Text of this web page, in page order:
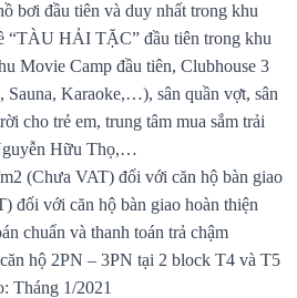
bơi đầu tiên và duy nhất trong khu
“TÀU HẢI TẶC” đầu tiên trong khu
Movie Camp đầu tiên, Clubhouse 3
Sauna, Karaoke,…), sân quần vợt, sân
cho trẻ em, trung tâm mua sắm trải
Hữu Thọ,…
(Chưa VAT) đối với căn hộ bàn giao
đối với căn hộ bàn giao hoàn thiện
chuẩn và thanh toán trả chậm
hộ 2PN – 3PN tại 2 block T4 và T5
Tháng 1/2021